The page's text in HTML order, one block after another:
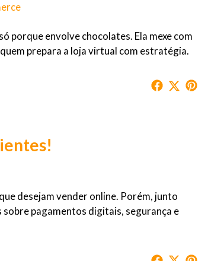
porque envolve chocolates. Ela mexe com
prepara a loja virtual com estratégia.
desejam vender online. Porém, junto
pagamentos digitais, segurança e